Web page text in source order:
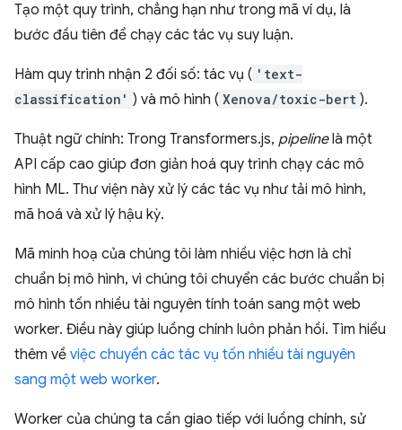
Tạo một quy trình, chẳng hạn như trong mã ví dụ, là
bước đầu tiên để chạy các tác vụ suy luận.
Hàm quy trình nhận 2 đối số: tác vụ ( 'text-
classification' ) và mô hình ( Xenova/toxic-bert ).
Thuật ngữ chính: Trong Transformers.js, pipelinelà một
API cấp cao giúp đơn giản hoá quy trình chạy các mô
hình ML. Thư viện này xử lý các tác vụ như tải mô hình,
mã hoá và xử lý hậu kỳ.
Mã minh hoạ của chúng tôi làm nhiều việc hơn là chỉ
chuẩn bị mô hình, vì chúng tôi chuyển các bước chuẩn bị
mô hình tốn nhiều tài nguyên tính toán sang một web
worker. Điều này giúp luồng chính luôn phản hồi. Tìm hiểu
thêm về việc chuyển các tác vụ tốn nhiều tài nguyên
sang một web worker.
Worker của chúng ta cần giao tiếp với luồng chính, sử